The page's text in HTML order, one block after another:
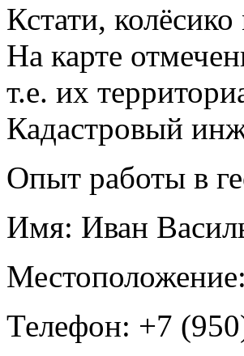
Кстати,
На карте
т.е. их
Кадастровый
Опыт работы в
Имя: Иван
Местоположение:
Телефон: +7